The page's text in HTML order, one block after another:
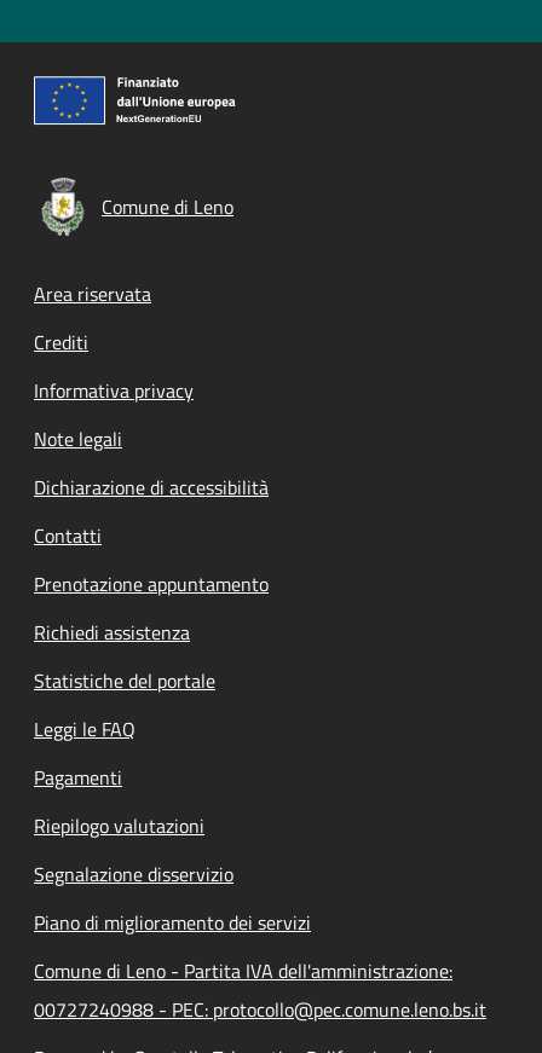
Comune di Leno
Footer menu
Area riservata
Crediti
Informativa privacy
Note legali
Dichiarazione di accessibilità
Contatti
Prenotazione appuntamento
Richiedi assistenza
Statistiche del portale
Leggi le FAQ
Pagamenti
Riepilogo valutazioni
Segnalazione disservizio
Piano di miglioramento dei servizi
Comune di Leno - Partita IVA dell'amministrazione:
00727240988 - PEC: protocollo@pec.comune.leno.bs.it